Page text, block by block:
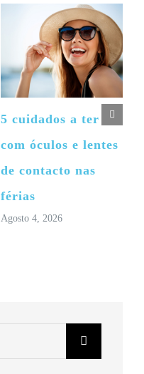
5 cuidados a ter
com óculos e lentes
de contacto nas
férias
Agosto 4, 2026